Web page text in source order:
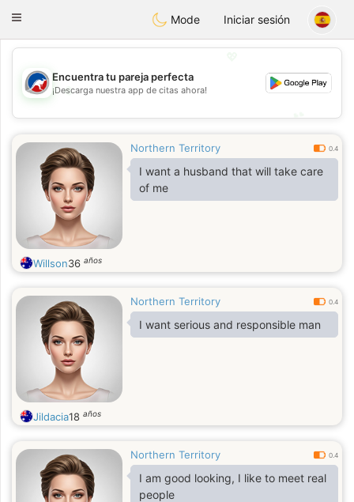
Australia Chat
Toggle
Mode Iniciar sesión
💖
💕
Encuentra tu pareja perfecta
¡Descarga nuestra app de citas ahora!
Northern Territory 0.4
I want a husband that will take care
of me
Willson36 años
Northern Territory 0.4
I want serious and responsible man
Jildacia18 años
Northern Territory 0.4
I am good looking, I like to meet real
people